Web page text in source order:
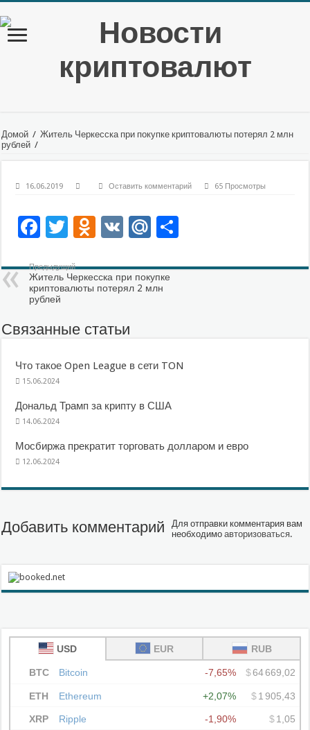
Домой / Житель Черкесска при покупке криптовалюты потерял 2 млн
рублей /
16.06.2019 Оставить комментарий 65 Просмотры
Facebook
Twitter
Odnoklassniki
VK Mail.Ru
Предыдущий
Житель Черкесска при покупке
криптовалюты потерял 2 млн
рублей
Связанные статьи
Что такое Open League в сети TON
15.06.2024
Дональд Трамп за крипту в США
14.06.2024
Мосбиржа прекратит торговать долларом и евро
12.06.2024
Добавить комментарий
Для отправки комментария вам
необходимоавторизоваться.